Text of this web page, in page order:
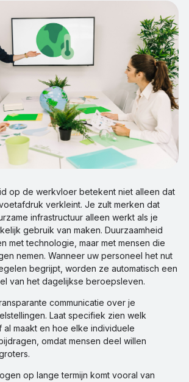
op de werkvloer betekent niet alleen dat
verkleint. Je zult merken dat
infrastructuur alleen werkt als je
gebruik van maken. Duurzaamheid
met technologie, maar met mensen die
nemen. Wanneer uw personeel het nut
begrijpt, worden ze automatisch een
van het dagelijkse beroepsleven.
communicatie over je
Laat specifiek zien welk
al maakt en hoe elke individuele
omdat mensen deel willen
op lange termijn komt vooral van